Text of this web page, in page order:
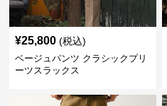
¥25,800 (税込)
ベージュパンツ クラシックプリ
ーツスラックス